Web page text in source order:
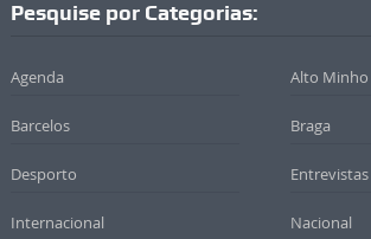
Pesquise por Categorias:
Agenda Alto Minho
Barcelos Braga
Desporto Entrevistas
Internacional Nacional